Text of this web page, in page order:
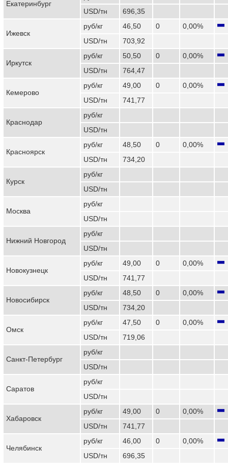
Екатеринбург
USD/тн
696,35
Ижевск
руб/кг 46,50 0
0,00%
USD/тн
703,92
Иркутск
руб/кг 50,50 0
0,00%
USD/тн
764,47
Кемерово
руб/кг 49,00 0
0,00%
USD/тн
741,77
Краснодар
руб/кг
USD/тн
Красноярск
руб/кг 48,50 0
0,00%
USD/тн
734,20
Курск
руб/кг
USD/тн
Москва
руб/кг
USD/тн
Нижний Новгород
руб/кг
USD/тн
Новокузнецк
руб/кг 49,00 0
0,00%
USD/тн
741,77
Новосибирск
руб/кг 48,50 0
0,00%
USD/тн
734,20
Омск
руб/кг 47,50 0
0,00%
USD/тн
719,06
Санкт-Петербург
руб/кг
USD/тн
Саратов
руб/кг
USD/тн
Хабаровск
руб/кг 49,00 0
0,00%
USD/тн
741,77
Челябинск
руб/кг 46,00 0
0,00%
USD/тн
696,35